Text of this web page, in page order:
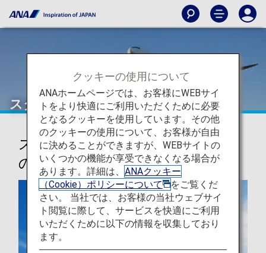
スター アライアンス
スター アライアンス、世界最大級
の航空会社ネットワーク
クッキーの使用について
ANAホームページでは、お客様にWEBサイ
トをより快適にご利用いただくために必要
となるクッキーを使用しています。その他
のクッキーの使用について、お客様が自由
に決めることができますが、WEBサイトの
いくつかの機能が享受できなくなる場合が
あります。詳細は、 ANAクッキー
（Cookie）ポリシーについて
をご覧くだ
さい。 当社では、お客様の当社ウェブサイ
ト閲覧に際して、サービスを快適にご利用
いただくために以下の情報を収集しており
ます。